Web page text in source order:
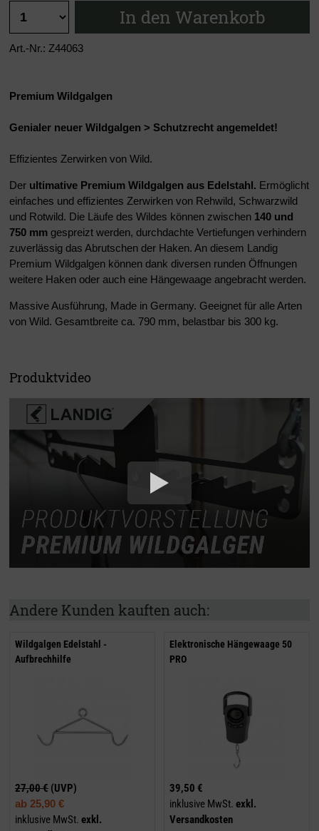
In den Warenkorb
Art.-Nr.: Z44063
Premium Wildgalgen
Genialer neuer Wildgalgen > Schutzrecht angemeldet!
Effizientes Zerwirken von Wild.
Der ultimative Premium Wildgalgen aus Edelstahl. Ermöglicht
einfaches und effizientes Zerwirken von Rehwild, Schwarzwild
und Rotwild. Die Läufe des Wildes können zwischen 140 und
750 mm gespreizt werden, durchdachte Vertiefungen verhindern
zuverlässig das Abrutschen der Haken. An diesem Landig
Premium Wildgalgen können dank diversen runden Öffnungen
weitere Haken oder auch eine Hängewaage angebracht werden.
Massive Ausführung, Made in Germany. Geeignet für alle Arten
von Wild. Gesamtbreite ca. 790 mm, belastbar bis 300 kg.
Produktvideo
Andere Kunden kauften auch:
Wildgalgen Edelstahl -
Aufbrechhilfe
27,00 € (UVP)
ab 25,90 €
inklusive MwSt. exkl.
Elektronische Hängewaage 50
PRO
39,50 €
inklusive MwSt. exkl.
Versandkosten